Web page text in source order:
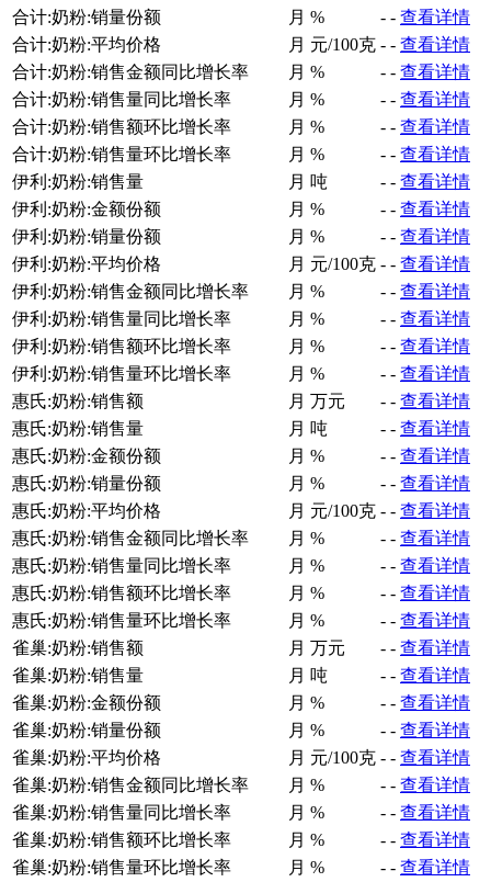
合计:奶粉:销量份额
月 % - - 查看详情
合计:奶粉:平均价格
月 元/100克 - - 查看详情
合计:奶粉:销售金额同比增长率
月 % - - 查看详情
合计:奶粉:销售量同比增长率
月 % - - 查看详情
合计:奶粉:销售额环比增长率
月 % - - 查看详情
合计:奶粉:销售量环比增长率
月 % - - 查看详情
伊利:奶粉:销售量
月 吨 - - 查看详情
伊利:奶粉:金额份额
月 % - - 查看详情
伊利:奶粉:销量份额
月 % - - 查看详情
伊利:奶粉:平均价格
月 元/100克 - - 查看详情
伊利:奶粉:销售金额同比增长率
月 % - - 查看详情
伊利:奶粉:销售量同比增长率
月 % - - 查看详情
伊利:奶粉:销售额环比增长率
月 % - - 查看详情
伊利:奶粉:销售量环比增长率
月 % - - 查看详情
惠氏:奶粉:销售额
月 万元 - - 查看详情
惠氏:奶粉:销售量
月 吨 - - 查看详情
惠氏:奶粉:金额份额
月 % - - 查看详情
惠氏:奶粉:销量份额
月 % - - 查看详情
惠氏:奶粉:平均价格
月 元/100克 - - 查看详情
惠氏:奶粉:销售金额同比增长率
月 % - - 查看详情
惠氏:奶粉:销售量同比增长率
月 % - - 查看详情
惠氏:奶粉:销售额环比增长率
月 % - - 查看详情
惠氏:奶粉:销售量环比增长率
月 % - - 查看详情
雀巢:奶粉:销售额
月 万元 - - 查看详情
雀巢:奶粉:销售量
月 吨 - - 查看详情
雀巢:奶粉:金额份额
月 % - - 查看详情
雀巢:奶粉:销量份额
月 % - - 查看详情
雀巢:奶粉:平均价格
月 元/100克 - - 查看详情
雀巢:奶粉:销售金额同比增长率
月 % - - 查看详情
雀巢:奶粉:销售量同比增长率
月 % - - 查看详情
雀巢:奶粉:销售额环比增长率
月 % - - 查看详情
雀巢:奶粉:销售量环比增长率
月 % - - 查看详情